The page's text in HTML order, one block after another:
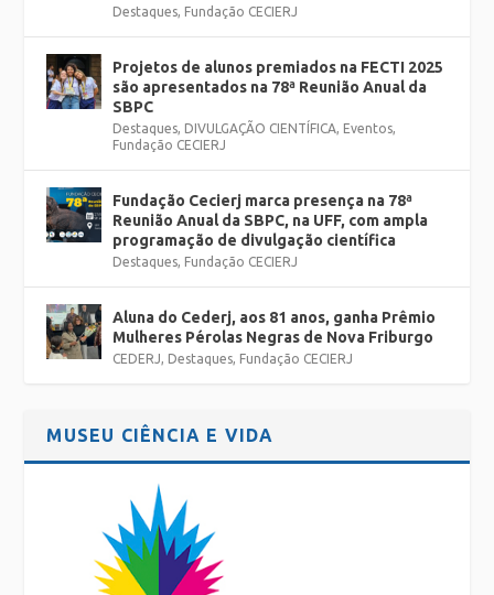
Destaques, Fundação CECIERJ
Projetos de alunos premiados na FECTI 2025
são apresentados na 78ª Reunião Anual da
SBPC
Destaques, DIVULGAÇÃO CIENTÍFICA, Eventos,
Fundação CECIERJ
Fundação Cecierj marca presença na 78ª
Reunião Anual da SBPC, na UFF, com ampla
programação de divulgação científica
Destaques, Fundação CECIERJ
Aluna do Cederj, aos 81 anos, ganha Prêmio
Mulheres Pérolas Negras de Nova Friburgo
CEDERJ, Destaques, Fundação CECIERJ
MUSEU CIÊNCIA E VIDA